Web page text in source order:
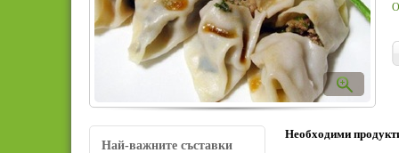
Необходими
Най-важните съставки